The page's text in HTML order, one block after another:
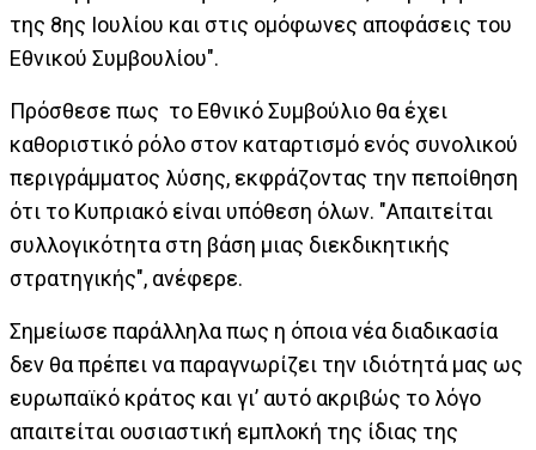
της 8ης Ιουλίου και στις ομόφωνες αποφάσεις του
Εθνικού Συμβουλίου".
Πρόσθεσε πως το Εθνικό Συμβούλιο θα έχει
καθοριστικό ρόλο στον καταρτισμό ενός συνολικού
περιγράμματος λύσης, εκφράζοντας την πεποίθηση
ότι το Κυπριακό είναι υπόθεση όλων. "Απαιτείται
συλλογικότητα στη βάση μιας διεκδικητικής
στρατηγικής", ανέφερε.
Σημείωσε παράλληλα πως η όποια νέα διαδικασία
δεν θα πρέπει να παραγνωρίζει την ιδιότητά μας ως
ευρωπαϊκό κράτος και γι’ αυτό ακριβώς το λόγο
απαιτείται ουσιαστική εμπλοκή της ίδιας της